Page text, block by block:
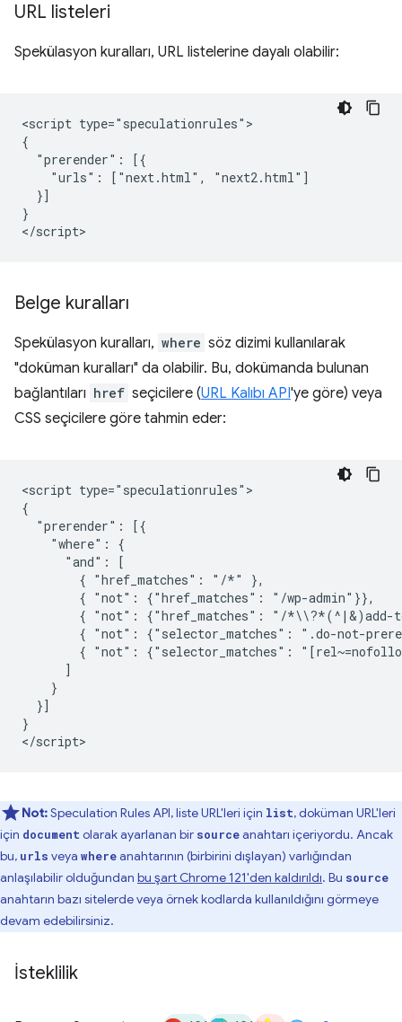
URL listeleri
Spekülasyon kuralları, URL listelerine dayalı olabilir:
<script type="speculationrules">
{
  "prerender": [{
    "urls": ["next.html", "next2.html"]
  }]
}
Belge kuralları
Spekülasyon kuralları, where söz dizimi kullanılarak
"doküman kuralları" da olabilir. Bu, dokümanda bulunan
bağlantıları href seçicilere (URL Kalıbı API'ye göre) veya
CSS seçicilere göre tahmin eder:
<script type="speculationrules">
{
  "prerender": [{
    "where": {
      "and": [
        { "href_matches": "/*" },
        { "not": {"href_matches": "/wp-admin"}},
{ "not": {"href_matches": "/*\\?*(^|&)add-
{ "not": {"selector_matches": ".do-not-
{ "not": {"selector_matches":
      ]
    }
  }]
}
Not:Speculation Rules API, liste URL'leri için list, doküman URL'leri
için documentolarak ayarlanan bir sourceanahtarı içeriyordu. Ancak
bu, urls veya whereanahtarının (birbirini dışlayan) varlığından
anlaşılabilir olduğundan bu şart Chrome 121'den kaldırıldı. Bu source
anahtarın bazı sitelerde veya örnek kodlarda kullanıldığını görmeye
devam edebilirsiniz.
İsteklilik